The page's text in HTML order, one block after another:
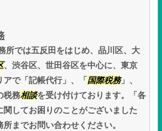
所では五反田をはじめ、品川区、大
、渋谷区、世田谷区を中心に、東京
で「記帳代行」、「 国際税務」、
税務相談を受け付けております。「各
関してお困りのことがございました
までお問い合わせください。